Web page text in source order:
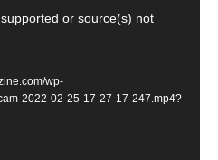
or source(s) not
wp-
2022-02-25-17-27-17-247.mp4?